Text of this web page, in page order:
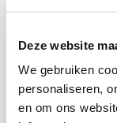
Deze website
We gebruiken
personaliseren,
en om ons
continuïteit en
aansluiting bij
Het onderzoek